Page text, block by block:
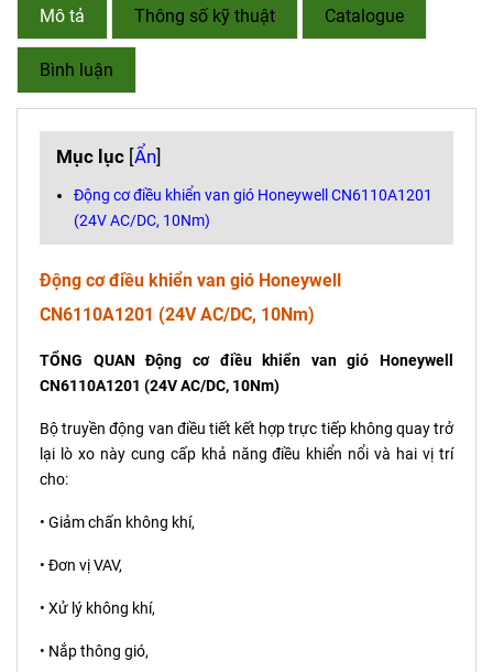
Mô tả Thông số kỹ thuật Catalogue
Bình luận
Mục lục [Ẩn]
Động cơ điều khiển van gió Honeywell CN6110A1201
(24V AC/DC, 10Nm)
Động cơ điều khiển van gió Honeywell
CN6110A1201 (24V AC/DC, 10Nm)
TỔNG QUAN Động cơ điều khiển van gió Honeywell
CN6110A1201 (24V AC/DC, 10Nm)
Bộ truyền động van điều tiết kết hợp trực tiếp không quay trở
lại lò xo này cung cấp khả năng điều khiển nổi và hai vị trí
cho:
• Giảm chấn không khí,
• Đơn vị VAV,
• Xử lý không khí,
• Nắp thông gió,